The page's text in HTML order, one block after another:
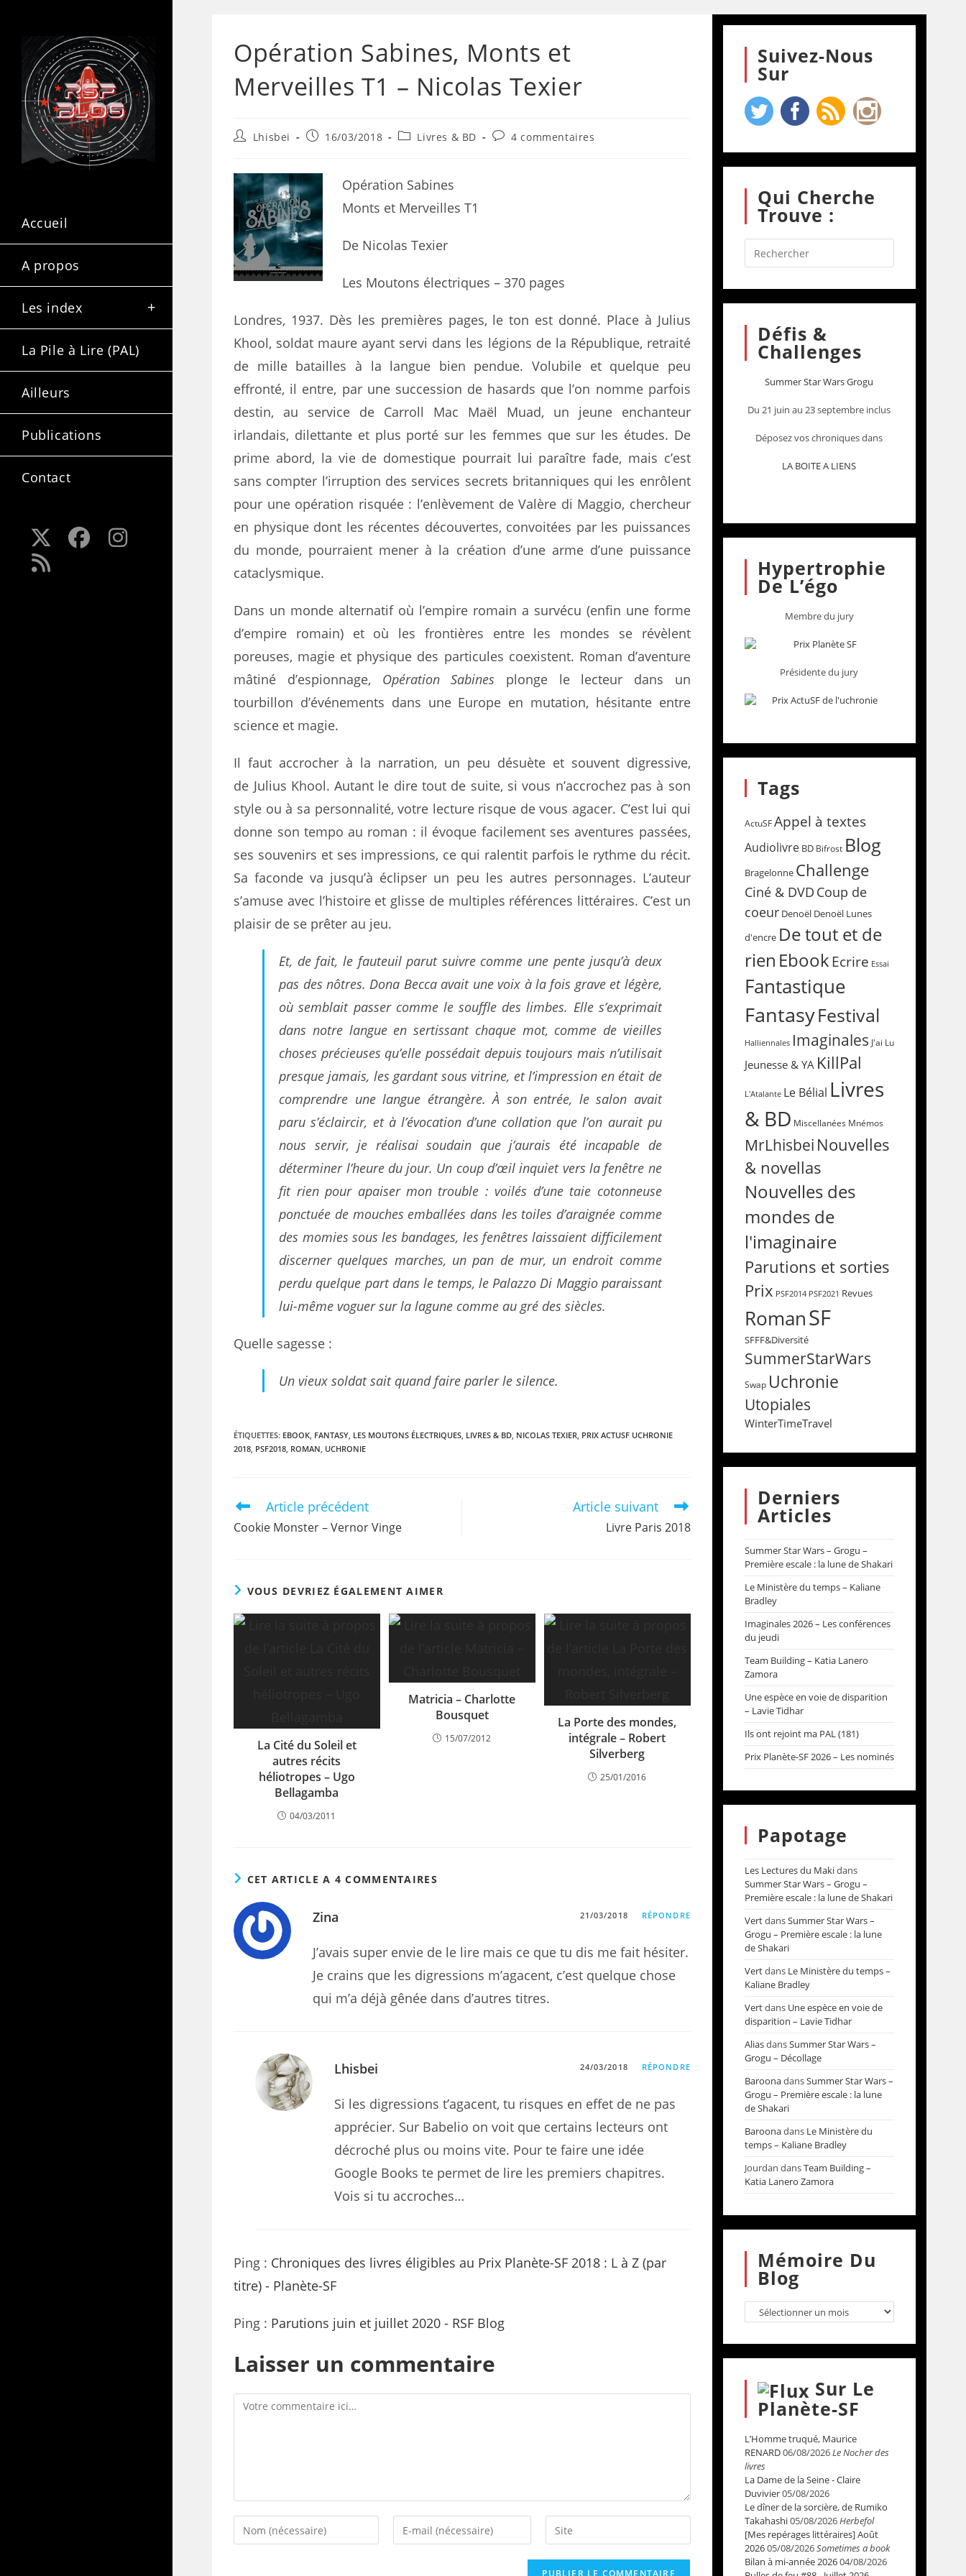
Accueil
A propos
Les index
La Pile à Lire (PAL)
Ailleurs
Publications
Contact
Opération Sabines, Monts et
Merveilles T1 – Nicolas Texier
Lhisbei 16/03/2018 Livres & BD 4 commentaires
Opération Sabines
Monts et Merveilles T1
De Nicolas Texier
Les Moutons électriques – 370 pages
Londres, 1937. Dès les premières pages, le ton est donné. Place à Julius
Khool, soldat maure ayant servi dans les légions de la République, retraité
de mille batailles à la langue bien pendue. Volubile et quelque peu
effronté, il entre, par une succession de hasards que l’on nomme parfois
destin, au service de Carroll Mac Maël Muad, un jeune enchanteur
irlandais, dilettante et plus porté sur les femmes que sur les études. De
prime abord, la vie de domestique pourrait lui paraître fade, mais c’est
sans compter l’irruption des services secrets britanniques qui les enrôlent
pour une opération risquée : l’enlèvement de Valère di Maggio, chercheur
en physique dont les récentes découvertes, convoitées par les puissances
du monde, pourraient mener à la création d’une arme d’une puissance
cataclysmique.
Dans un monde alternatif où l’empire romain a survécu (enfin une forme
d’empire romain) et où les frontières entre les mondes se révèlent
poreuses, magie et physique des particules coexistent. Roman d’aventure
mâtiné d’espionnage, Opération Sabines plonge le lecteur dans un
tourbillon d’événements dans une Europe en mutation, hésitante entre
science et magie.
Il faut accrocher à la narration, un peu désuète et souvent digressive,
de Julius Khool. Autant le dire tout de suite, si vous n’accrochez pas à son
style ou à sa personnalité, votre lecture risque de vous agacer. C’est lui qui
donne son tempo au roman : il évoque facilement ses aventures passées,
ses souvenirs et ses impressions, ce qui ralentit parfois le rythme du récit.
Sa faconde va jusqu’à éclipser un peu les autres personnages. L’auteur
s’amuse avec l’histoire et glisse de multiples références littéraires. C’est un
plaisir de se prêter au jeu.
Et, de fait, le fauteuil parut suivre comme une pente jusqu’à deux
pas des nôtres. Dona Becca avait une voix à la fois grave et légère,
où semblait passer comme le souffle des limbes. Elle s’exprimait
dans notre langue en sertissant chaque mot, comme de vieilles
choses précieuses qu’elle possédait depuis toujours mais n’utilisait
presque jamais, les gardant sous vitrine, et l’impression en était de
comprendre une langue étrangère. À son entrée, le salon avait
paru s’éclaircir, et à l’évocation d’une collation que l’on aurait pu
nous servir, je réalisai soudain que j’aurais été incapable de
déterminer l’heure du jour. Un coup d’œil inquiet vers la fenêtre ne
fit rien pour apaiser mon trouble : voilés d’une taie cotonneuse
ponctuée de mouches emballées dans les toiles d’araignée comme
des momies sous les bandages, les fenêtres laissaient difficilement
discerner quelques marches, un pan de mur, un endroit comme
perdu quelque part dans le temps, le Palazzo Di Maggio paraissant
lui-même voguer sur la lagune comme au gré des siècles.
Quelle sagesse :
Un vieux soldat sait quand faire parler le silence.
ÉTIQUETTES: EBOOK, FANTASY, LES MOUTONS ÉLECTRIQUES, LIVRES & BD, NICOLAS TEXIER, PRIX ACTUSF UCHRONIE
2018, PSF2018, ROMAN, UCHRONIE
Article précédent
Cookie Monster – Vernor Vinge
Article suivant
Livre Paris 2018
VOUS DEVRIEZ ÉGALEMENT AIMER
La Cité du Soleil et
autres récits
héliotropes – Ugo
Bellagamba
04/03/2011
Matricia – Charlotte
Bousquet
15/07/2012
La Porte des mondes,
intégrale – Robert
Silverberg
25/01/2016
CET ARTICLE A 4 COMMENTAIRES
Zina 21/03/2018 RÉPONDRE
J’avais super envie de le lire mais ce que tu dis me fait hésiter.
Je crains que les digressions m’agacent, c’est quelque chose
qui m’a déjà gênée dans d’autres titres.
Lhisbei 24/03/2018 RÉPONDRE
Si les digressions t’agacent, tu risques en effet de ne pas
apprécier. Sur Babelio on voit que certains lecteurs ont
décroché plus ou moins vite. Pour te faire une idée
Google Books te permet de lire les premiers chapitres.
Vois si tu accroches…
Ping : Chroniques des livres éligibles au Prix Planète-SF 2018 : L à Z (par
titre) - Planète-SF
Ping : Parutions juin et juillet 2020 - RSF Blog
Laisser un commentaire
Suivez-Nous
Sur
Qui Cherche
Trouve :
Défis &
Challenges
Summer Star Wars Grogu
Du 21 juin au 23 septembre inclus
Déposez vos chroniques dans
LA BOITE A LIENS
Hypertrophie
De L’égo
Membre du jury
Présidente du jury
Tags
ActuSF Appel à textes
Audiolivre BD Bifrost Blog
Bragelonne Challenge
Ciné & DVD Coup de
coeur Denoël Denoël Lunes
d'encre De tout et de
rien EbookEcrire Essai
Fantastique
FantasyFestival
Halliennales Imaginales J'ai Lu
Jeunesse & YA KillPal
L'Atalante Le Bélial Livres
& BD Miscellanées Mnémos
MrLhisbei Nouvelles
& novellas
Nouvelles des
mondes de
l'imaginaire
Parutions et sorties
Prix PSF2014 PSF2021 Revues
RomanSF
SFFF&Diversité
SummerStarWars
Swap Uchronie
Utopiales
WinterTimeTravel
Derniers
Articles
Summer Star Wars – Grogu –
Première escale : la lune de Shakari
Le Ministère du temps – Kaliane
Bradley
Imaginales 2026 – Les conférences
du jeudi
Team Building – Katia Lanero
Zamora
Une espèce en voie de disparition
– Lavie Tidhar
Ils ont rejoint ma PAL (181)
Prix Planète-SF 2026 – Les nominés
Papotage
Les Lectures du Makidans
Summer Star Wars – Grogu –
Première escale : la lune de Shakari
VertdansSummer Star Wars –
Grogu – Première escale : la lune
de Shakari
Vertdans Le Ministère du temps –
Kaliane Bradley
Vertdans Une espèce en voie de
disparition – Lavie Tidhar
AliasdansSummer Star Wars –
Grogu – Décollage
BaroonadansSummer Star Wars –
Grogu – Première escale : la lune
de Shakari
Baroonadans Le Ministère du
temps – Kaliane Bradley
Jourdan dansTeam Building –
Katia Lanero Zamora
Mémoire Du
Blog
Sur Le
Planète-SF
L’Homme truqué, Maurice
RENARD06/08/2026Le Nocher des
livres
La Dame de la Seine - Claire
Duvivier05/08/2026
Le dîner de la sorcière, de Rumiko
Takahashi05/08/2026Herbefol
[Mes repérages littéraires] Août
202605/08/2026Sometimes a book
Bilan à mi-année 202604/08/2026